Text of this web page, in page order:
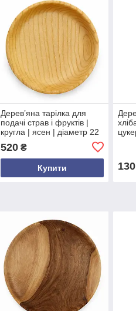
Дерев’яна тарілка для
подачі страв і фруктів |
кругла | ясен | діаметр 22
520₴
Купити 130